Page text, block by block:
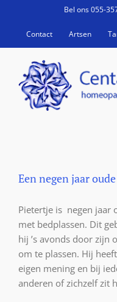
inhoud
Bel ons 055-
Contact Artsen
Een negen jaar
Pietertje is negen jaar
met bedplassen. Dit
hij ’s avonds door zijn
om te plassen. Hij
eigen mening en bij
anderen of zichzelf zit